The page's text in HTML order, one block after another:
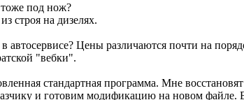
тоже под нож?
строя на дизелях.
Цены различаются почти на
"вебки".
стандартная программа. Мне
и готовим модификацию на новом файле.